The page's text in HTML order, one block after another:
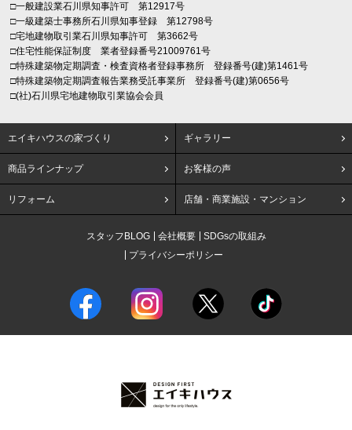
□一般建設業石川県知事許可 第12917号
□一級建築士事務所石川県知事登録 第12798号
□宅地建物取引業石川県知事許可 第3662号
□住宅性能保証制度 業者登録番号21009761号
□特殊建築物定期調査・検査資格者登録事務所 登録番号(建)第1461号
□特殊建築物定期調査報告業務受託事業所 登録番号(建)第0656号
□(社)石川県宅地建物取引業協会会員
エイキハウスの家づくり ギャラリー
商品ラインナップ お客様の声
リフォーム 店舗・商業施設・マンション
スタッフBLOG 会社概要
SDGsの取組み
プライバシーポリシー